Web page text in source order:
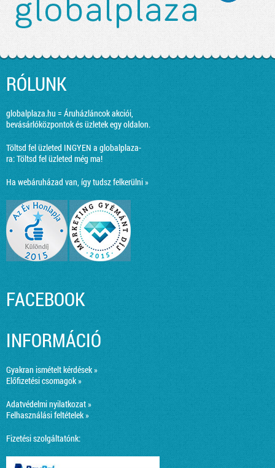
RÓLUNK
globalplaza.hu = Áruházláncok akciói,
bevásárlóközpontok és üzletek egy oldalon.
Töltsd fel üzleted INGYEN a globalplaza-
ra:Töltsd fel üzleted még ma!
Ha webáruházad van, így tudsz felkerülni »
FACEBOOK
INFORMÁCIÓ
Gyakran ismételt kérdések »
Előfizetési csomagok »
Adatvédelmi nyilatkozat »
Felhasználási feltételek »
Fizetési szolgáltatónk: